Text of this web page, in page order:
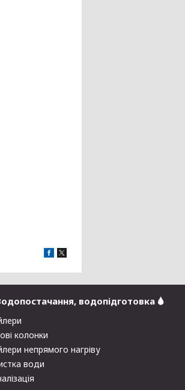
водопідготовка 🌢
колонки
непрямого нагріву
води